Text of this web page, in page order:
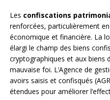
Les confiscations
renforcées, particulièrement
économique et financière. La
élargi le champ des biens
cryptographiques et aux biens
mauvaise foi. L’Agence de
avoirs saisis et confisqués
étendues pour améliorer